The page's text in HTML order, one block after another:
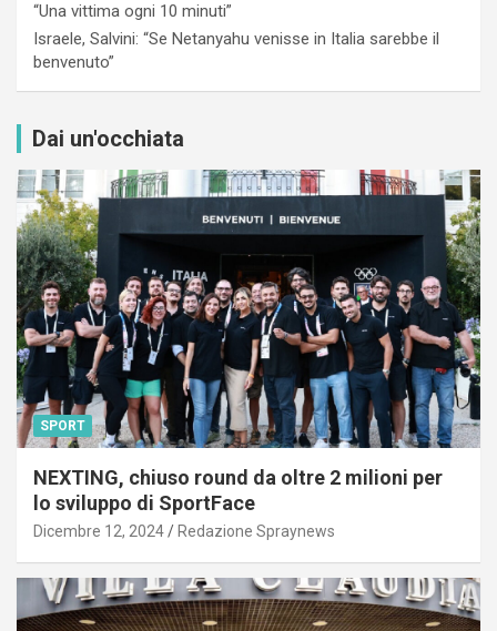
“Una vittima ogni 10 minuti”
Israele, Salvini: “Se Netanyahu venisse in Italia sarebbe il
benvenuto”
Dai un'occhiata
SPORT
NEXTING, chiuso round da oltre 2 milioni per
lo sviluppo di SportFace
Dicembre 12, 2024 Redazione Spraynews